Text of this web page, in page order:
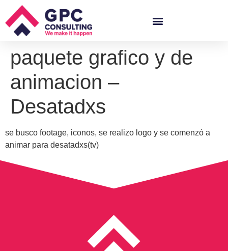
paquete grafico y de
animacion –
Desatadxs
se busco footage, iconos, se realizo logo y se comenzó a
animar para desatadxs(tv)